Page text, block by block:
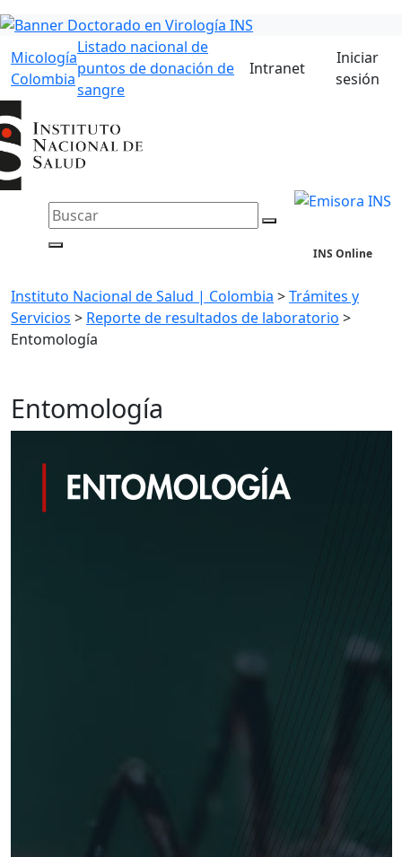
Micología
Colombia
Listado nacional de
puntos de donación de
sangre
Intranet
Iniciar
sesión
INS Online
Instituto Nacional de Salud | Colombia >Trámites y
Servicios > Reporte de resultados de laboratorio >
Entomología
Entomología